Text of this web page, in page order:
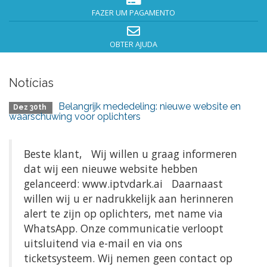
FAZER UM PAGAMENTO
OBTER AJUDA
Notícias
Dez 30th
Belangrijk mededeling: nieuwe website en
waarschuwing voor oplichters
Beste klant, Wij willen u graag informeren
dat wij een nieuwe website hebben
gelanceerd: www.iptvdark.ai Daarnaast
willen wij u er nadrukkelijk aan herinneren
alert te zijn op oplichters, met name via
WhatsApp. Onze communicatie verloopt
uitsluitend via e-mail en via ons
ticketsysteem. Wij nemen geen contact op